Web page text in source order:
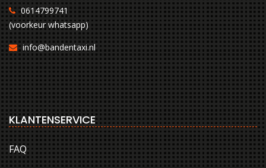
0614799741
(voorkeur whatsapp)
info@bandentaxi.nl
KLANTENSERVICE
FAQ